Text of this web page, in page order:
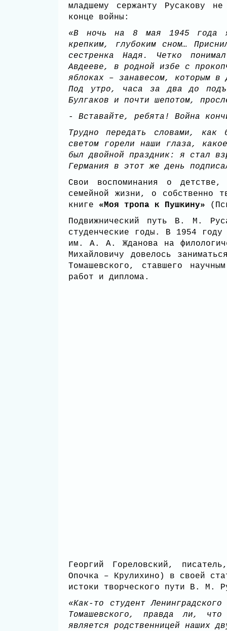
младшему сержанту Русакову
конце войны:
«В ночь на 8 мая 1945 года
крепким, глубоким сном…
сестренка Надя. Четко
Авдееве, в родной избе с
яблоках – занавесом, которым в
Под утро, часа за два до
Булгаков и почти шепотом,
- Вставайте, ребята! Война
Трудно передать словами, как
светом горели наши глаза,
был двойной праздник: я стал
Германия в этот же день
Свои воспоминания о
семейной жизни, о собственно
книге «Моя тропа к Пушкину»
Подвижнический путь В. М.
студенческие годы. В 1954 году
им. А. А. Жданова на
Михайловичу довелось
Томашевского, ставшего
работ и диплома.
Георгий Гореловский,
Опочка – Крулихино) в своей
истоки творческого пути В. М.
«Как-то студент
Томашевского, правда ли,
является родственницей наших